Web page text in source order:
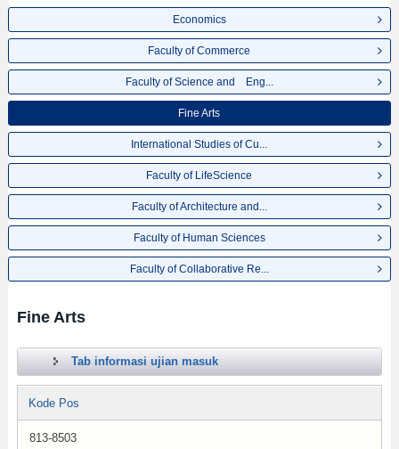
Economics
Faculty of Commerce
Faculty of Science and Eng...
Fine Arts
International Studies of Cu...
Faculty of LifeScience
Faculty of Architecture and...
Faculty of Human Sciences
Faculty of Collaborative Re...
Fine Arts
Tab informasi ujian masuk
Kode Pos
813-8503